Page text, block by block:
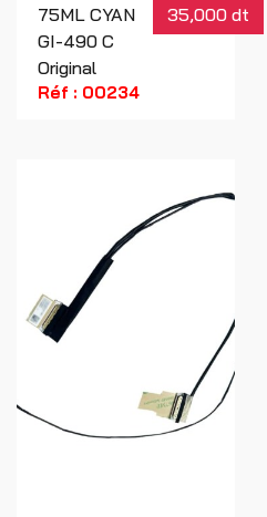
75ML CYAN
GI-490 C
Original
35,000 dt
Réf : 00234